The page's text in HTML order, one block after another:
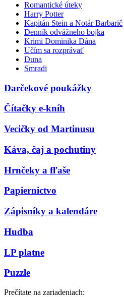
Romantické úteky
Harry Potter
Kapitán Stein a Notár Barbarič
Denník odvážneho bojka
Krimi Dominika Dána
Učím sa rozprávať
Duna
Smradi
Darčekové poukážky
Čítačky e-kníh
Vecičky od Martinusu
Káva, čaj a pochutiny
Hrnčeky a fľaše
Papiernictvo
Zápisníky a kalendáre
Hudba
LP platne
Puzzle
Prečítate na zariadeniach: